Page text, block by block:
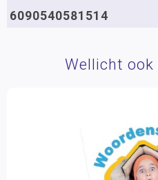
6090540581514
Wellicht ook